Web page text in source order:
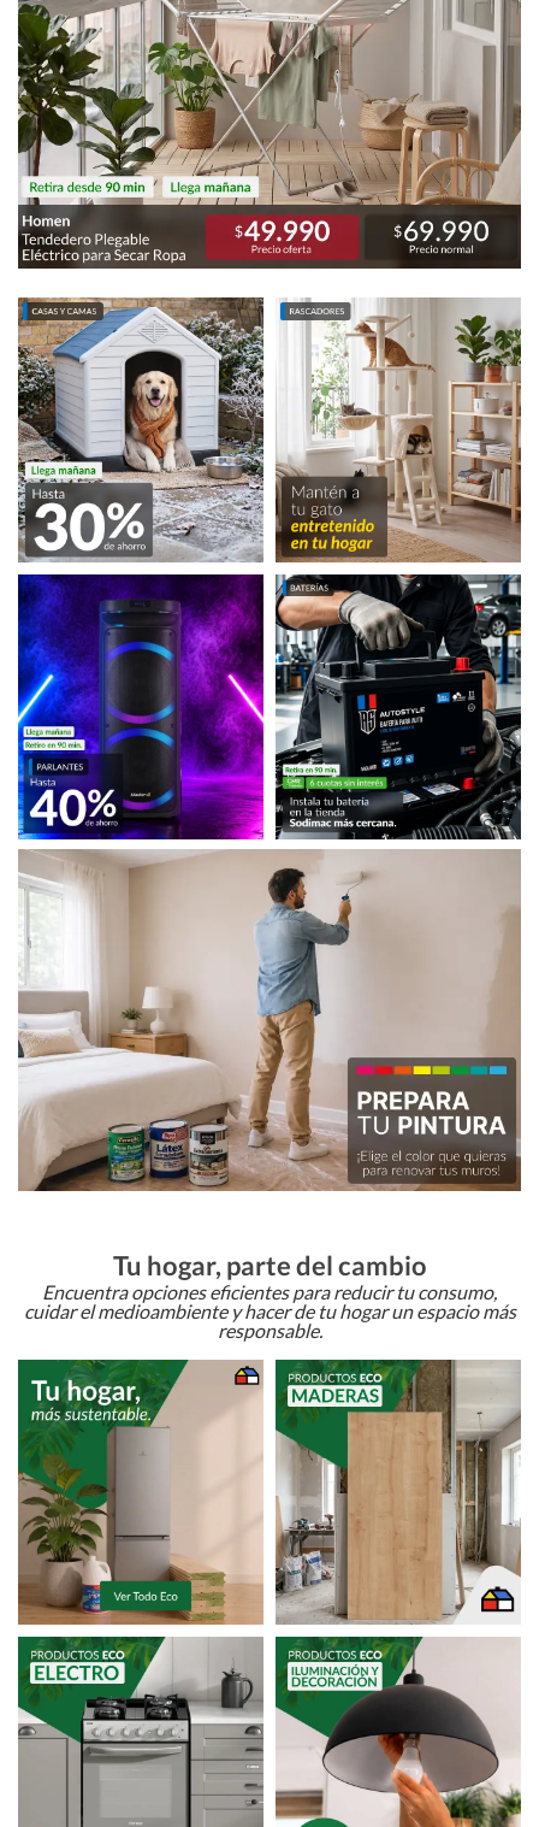
Tu hogar, parte del cambio
Encuentra opciones eficientes para reducir tu consumo,
cuidar el medioambiente y hacer de tu hogar un espacio más
responsable.